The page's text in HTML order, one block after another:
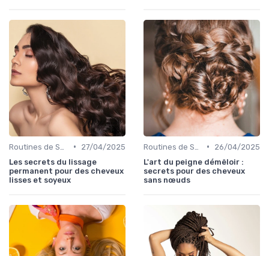
•
27/04/2025
Les secrets du lissage
permanent pour des cheveux
lisses et soyeux
•
26/04/2025
L'art du peigne démêloir :
secrets pour des cheveux
sans nœuds